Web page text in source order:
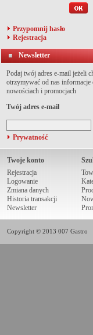
Przypomnij hasło
Rejestracja
Newsletter
Podaj twój adres e-mail jeżeli
otrzymywać od nas informacje
nowościach i promocjach
Twój adres e-mail
Prywatność
Twoje konto
Rejestracja
Logowanie
Zmiana danych
Historia transakcji
Newsletter
Copyright © 2013 007 Gastro